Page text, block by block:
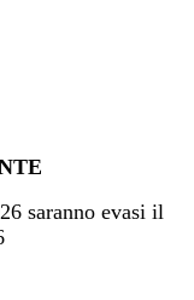
saranno evasi il